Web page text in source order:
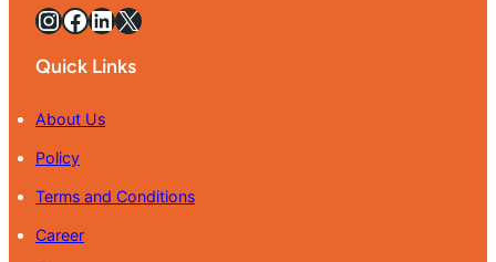
InstagramFacebook LinkedIn X
Quick Links
About Us
Policy
Terms and Conditions
Career